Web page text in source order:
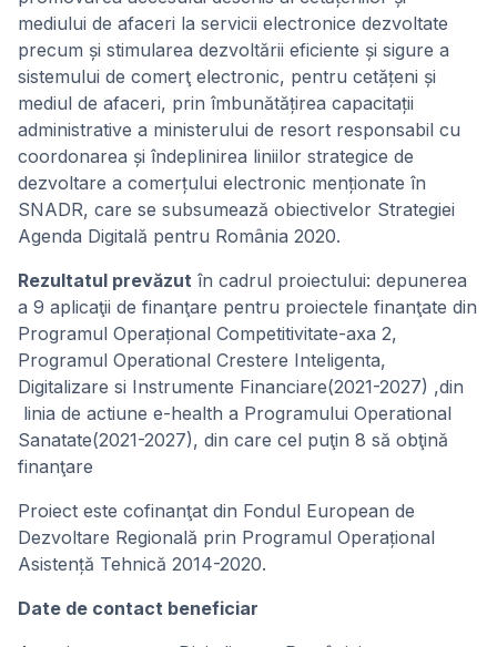
mediului de afaceri la servicii electronice dezvoltate
precum și stimularea dezvoltării eficiente și sigure a
sistemului de comerţ electronic, pentru cetățeni și
mediul de afaceri, prin îmbunătățirea capacitații
administrative a ministerului de resort responsabil cu
coordonarea și îndeplinirea liniilor strategice de
dezvoltare a comerțului electronic menționate în
SNADR, care se subsumează obiectivelor Strategiei
Agenda Digitală pentru România 2020.
Rezultatul prevăzut în cadrul proiectului: depunerea
a 9 aplicaţii de finanţare pentru proiectele finanţate din
Programul Operațional Competitivitate-axa 2,
Programul Operational Crestere Inteligenta,
Digitalizare si Instrumente Financiare(2021-2027) ,din
linia de actiune e-health a Programului Operational
Sanatate(2021-2027), din care cel puţin 8 să obţină
finanţare
Proiect este cofinanţat din Fondul European de
Dezvoltare Regională prin Programul Operațional
Asistență Tehnică 2014-2020.
Date de contact beneficiar